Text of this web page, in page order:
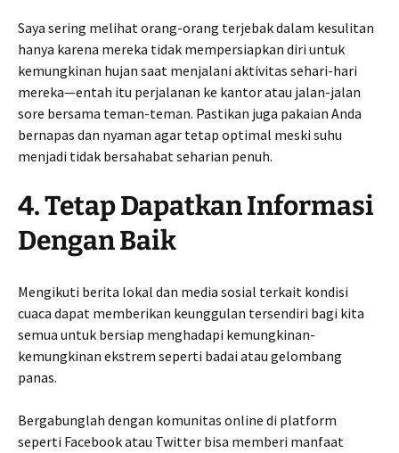
Saya sering melihat orang-orang terjebak dalam kesulitan
hanya karena mereka tidak mempersiapkan diri untuk
kemungkinan hujan saat menjalani aktivitas sehari-hari
mereka—entah itu perjalanan ke kantor atau jalan-jalan
sore bersama teman-teman. Pastikan juga pakaian Anda
bernapas dan nyaman agar tetap optimal meski suhu
menjadi tidak bersahabat seharian penuh.
4. Tetap Dapatkan Informasi
Dengan Baik
Mengikuti berita lokal dan media sosial terkait kondisi
cuaca dapat memberikan keunggulan tersendiri bagi kita
semua untuk bersiap menghadapi kemungkinan-
kemungkinan ekstrem seperti badai atau gelombang
panas.
Bergabunglah dengan komunitas online di platform
seperti Facebook atau Twitter bisa memberi manfaat